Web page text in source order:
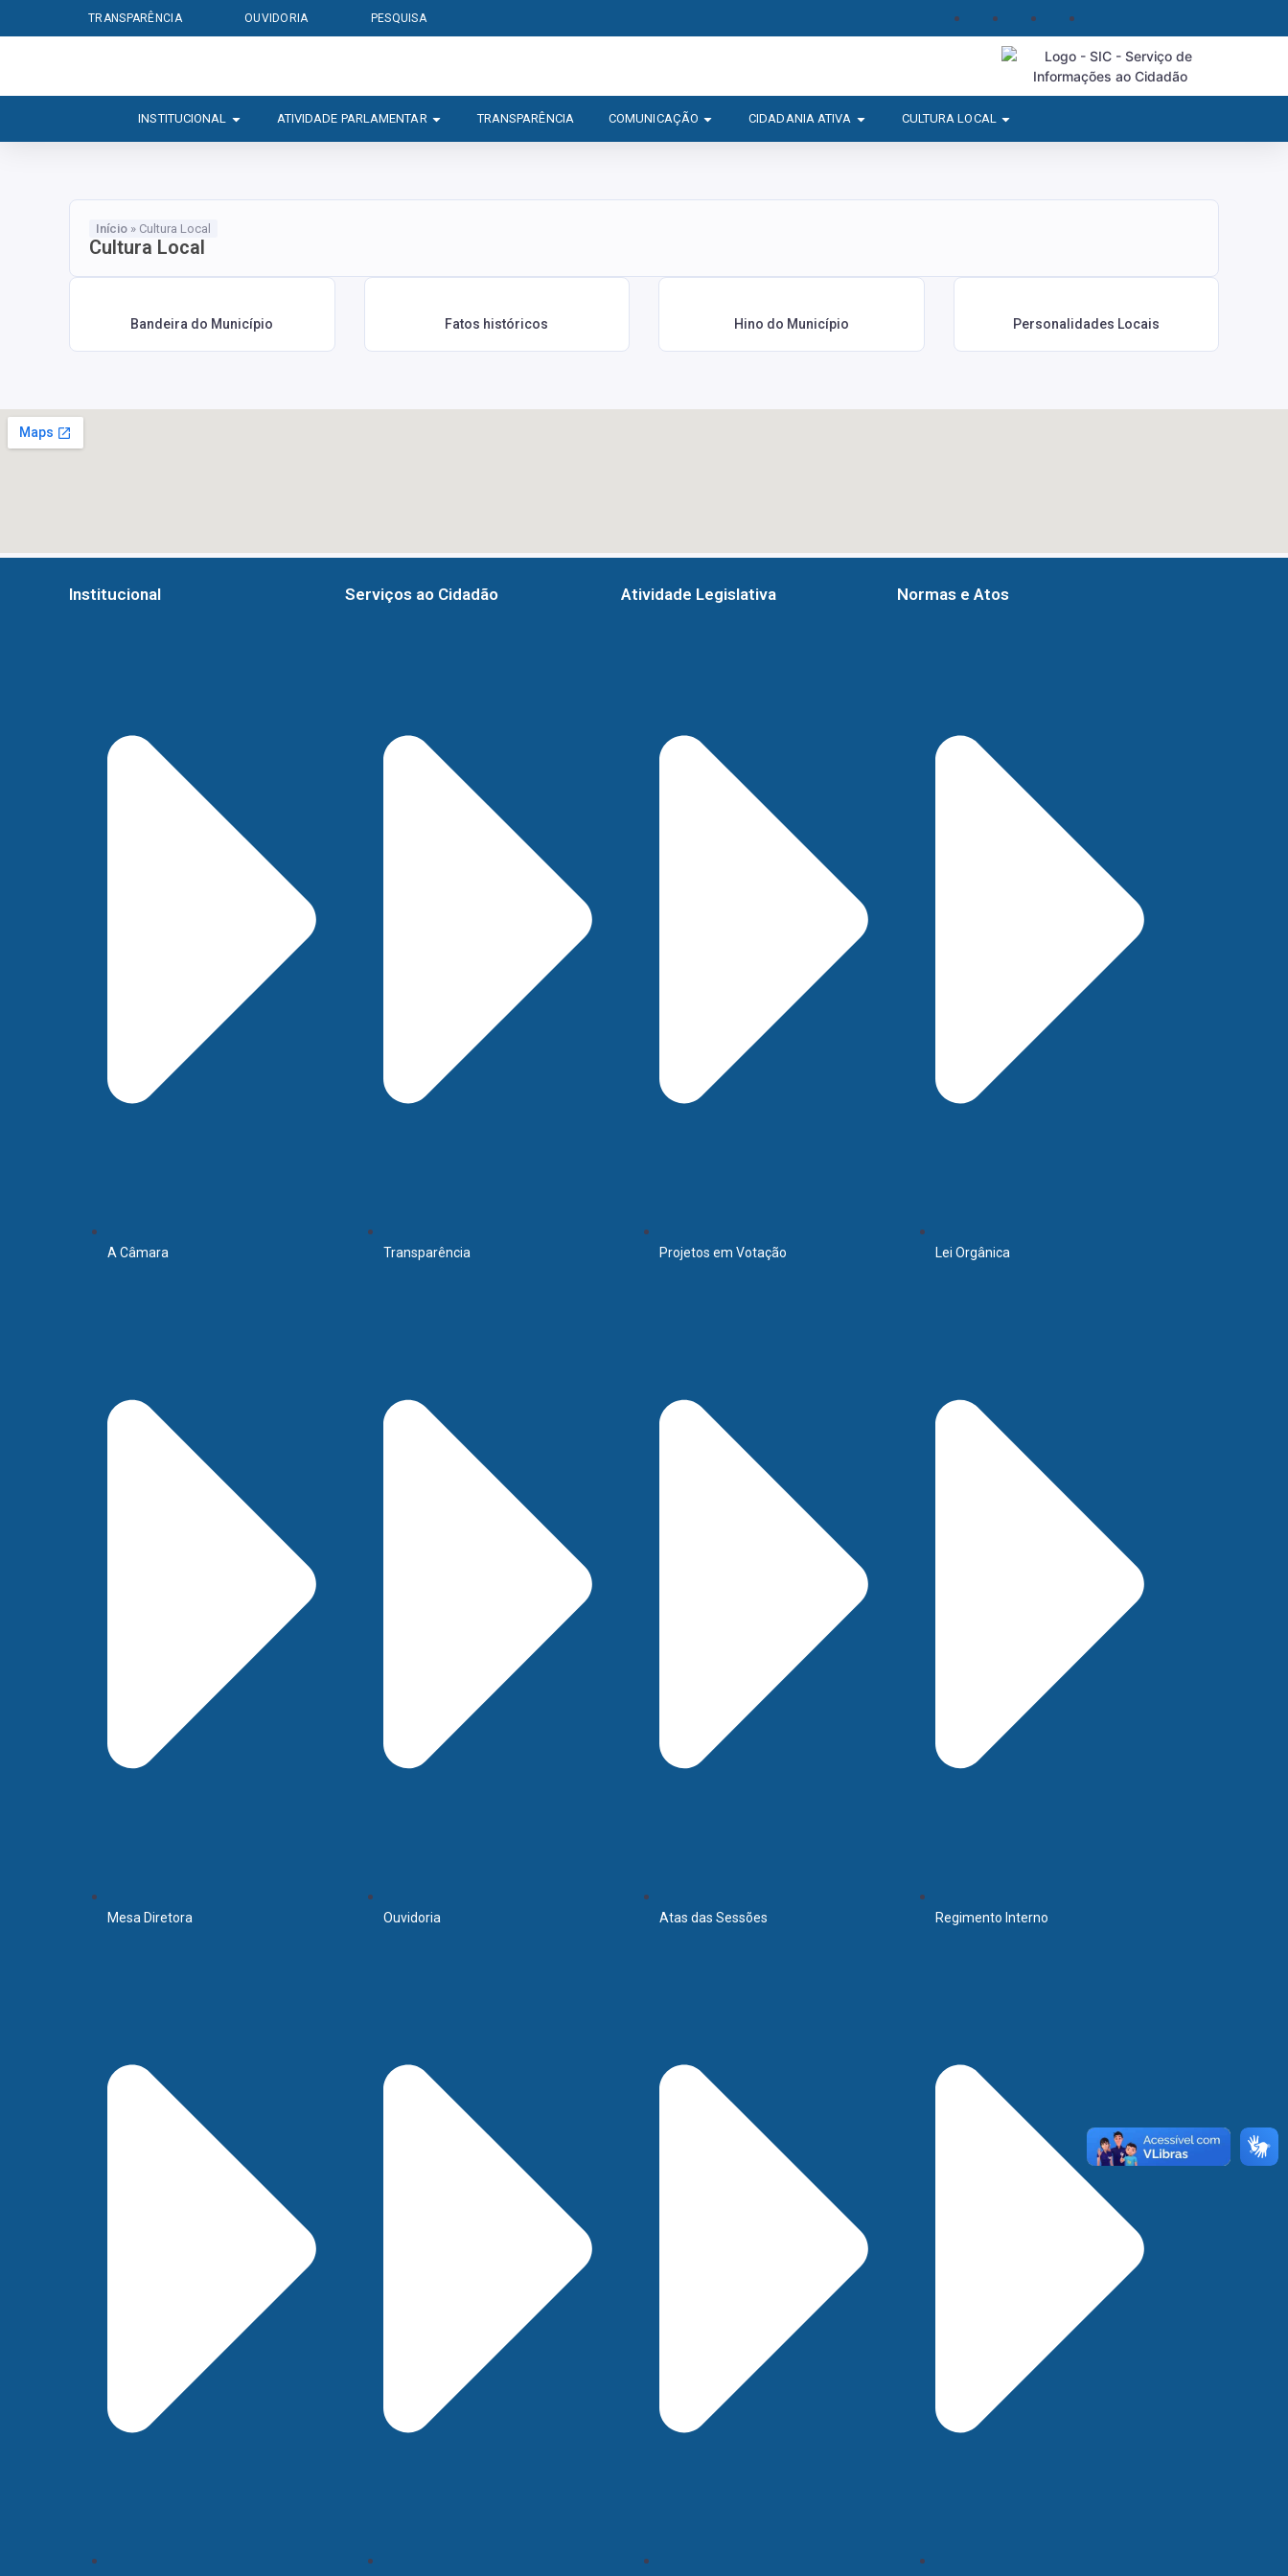
TRANSPARÊNCIA OUVIDORIA PESQUISA
INSTITUCIONAL ATIVIDADE PARLAMENTAR TRANSPARÊNCIA COMUNICAÇÃO CIDADANIA ATIVA CULTURA LOCAL
Início » Cultura Local
Cultura Local
Bandeira do Município Fatos históricos Hino do Município Personalidades Locais
Institucional
A Câmara
Mesa Diretora
Serviços ao Cidadão
Transparência
Ouvidoria
Atividade Legislativa
Projetos em Votação
Atas das Sessões
Normas e Atos
Lei Orgânica
Regimento Interno